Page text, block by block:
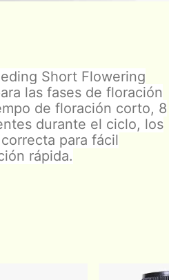
Short Flowering
las fases de floración
de floración corto, 8
durante el ciclo, los
para fácil
rápida.